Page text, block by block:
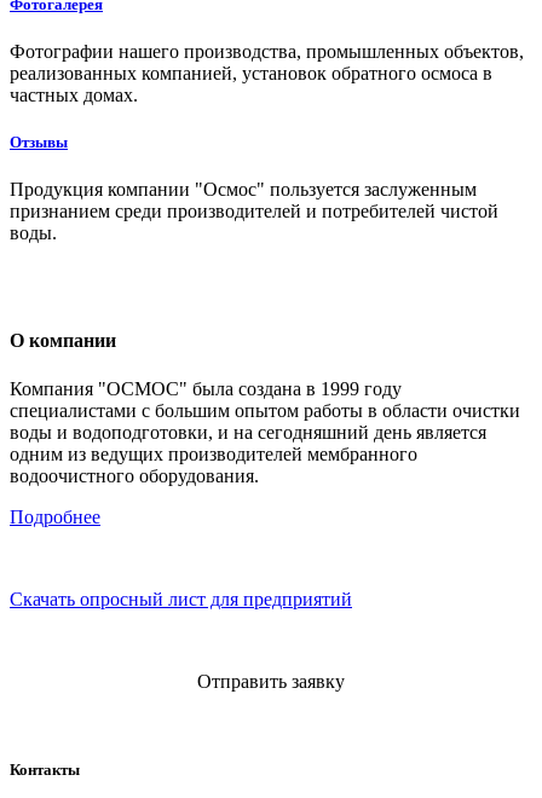
Фотогалерея
Фотографии нашего производства, промышленных объектов,
реализованных компанией, установок обратного осмоса в
частных домах.
Отзывы
Продукция компании "Осмос" пользуется заслуженным
признанием среди производителей и потребителей чистой
воды.
О компании
Компания "ОСМОС" была создана в 1999 году
специалистами с большим опытом работы в области очистки
воды и водоподготовки, и на сегодняшний день является
одним из ведущих производителей мембранного
водоочистного оборудования.
Подробнее
Скачать опросный лист для предприятий
Отправить заявку
Контакты